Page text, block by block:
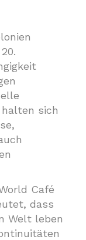
sich
Café
dass
Welt leben